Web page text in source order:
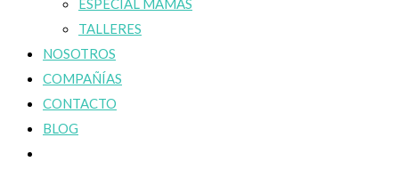
ESPECIAL MAMÁS
TALLERES
NOSOTROS
COMPAÑÍAS
CONTACTO
BLOG